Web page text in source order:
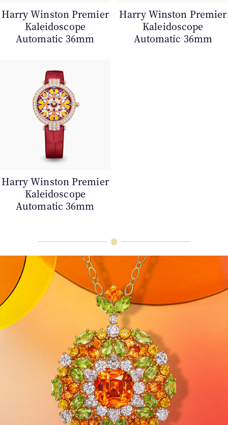
Harry Winston Premier
Kaleidoscope
Automatic 36mm
Harry Winston Premier
Kaleidoscope
Automatic 36mm
Harry Winston Premier
Kaleidoscope
Automatic 36mm